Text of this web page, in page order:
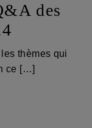
des
thèmes qui
ce […]